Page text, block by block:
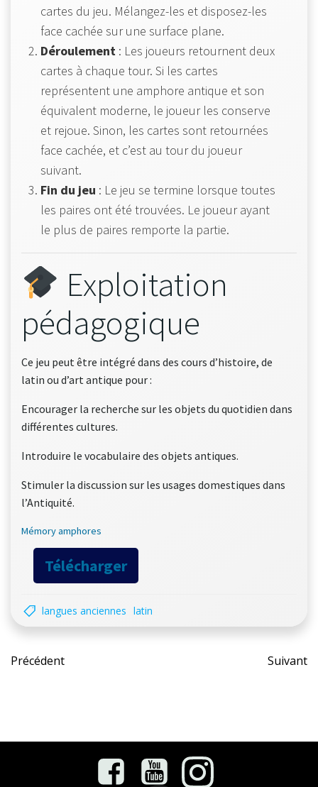
cartes du jeu. Mélangez-les et disposez-les
face cachée sur une surface plane.
Déroulement : Les joueurs retournent deux
cartes à chaque tour. Si les cartes
représentent une amphore antique et son
équivalent moderne, le joueur les conserve
et rejoue. Sinon, les cartes sont retournées
face cachée, et c’est au tour du joueur
suivant.
Fin du jeu : Le jeu se termine lorsque toutes
les paires ont été trouvées. Le joueur ayant
le plus de paires remporte la partie.
Exploitation
pédagogique
Ce jeu peut être intégré dans des cours d’histoire, de
latin ou d’art antique pour :
Encourager la recherche sur les objets du quotidien dans
différentes cultures.
Introduire le vocabulaire des objets antiques.
Stimuler la discussion sur les usages domestiques dans
l’Antiquité.
Mémory amphores
Télécharger
langues anciennes latin
Post
Précédent Suivant